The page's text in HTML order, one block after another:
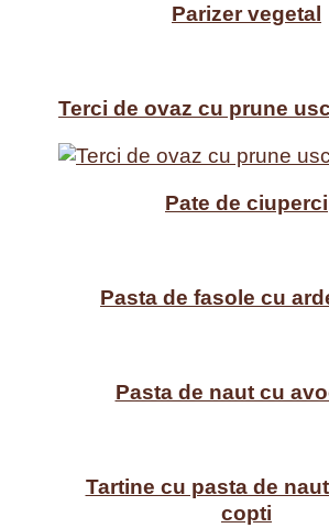
Parizer vegetal
Terci de ovaz cu prune
Pate de ciuperci
Pasta de fasole cu
Pasta de naut cu
Tartine cu pasta de
copti